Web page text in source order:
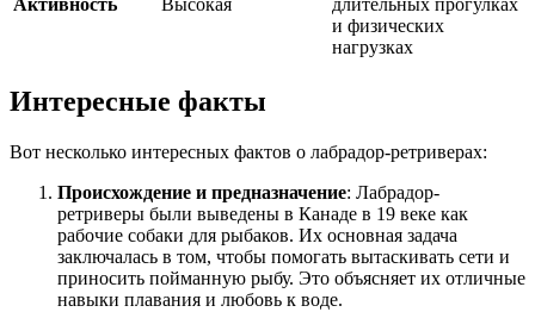
Активность Высокая
длительных прогулках
и физических
нагрузках
Интересные факты
Вот несколько интересных фактов о лабрадор-ретриверах:
Происхождение и предназначение: Лабрадор-
ретриверы были выведены в Канаде в 19 веке как
рабочие собаки для рыбаков. Их основная задача
заключалась в том, чтобы помогать вытаскивать сети и
приносить пойманную рыбу. Это объясняет их отличные
навыки плавания и любовь к воде.